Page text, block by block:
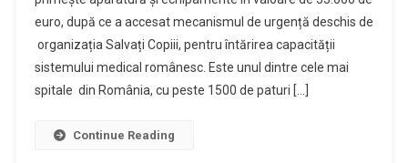
euro, după ce a accesat mecanismul de urgență deschis de
organizația Salvați Copiii, pentru întărirea capacității
sistemului medical românesc. Este unul dintre cele mai
spitale din România, cu peste 1500 de paturi […]
Continue Reading